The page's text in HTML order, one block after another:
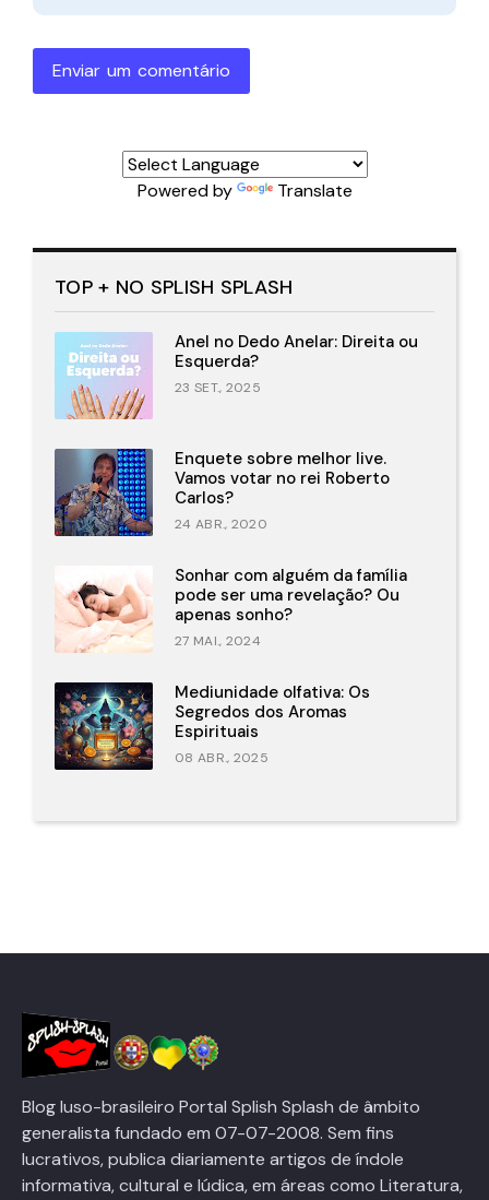
Enviar um comentário
Powered by Translate
TOP + NO SPLISH SPLASH
Anel no Dedo Anelar: Direita ou
Esquerda?
23 SET., 2025
Enquete sobre melhor live.
Vamos votar no rei Roberto
Carlos?
24 ABR., 2020
Sonhar com alguém da família
pode ser uma revelação? Ou
apenas sonho?
27 MAI., 2024
Mediunidade olfativa: Os
Segredos dos Aromas
Espirituais
08 ABR., 2025
Blog luso-brasileiro Portal Splish Splash de âmbito
generalista fundado em 07-07-2008. Sem fins
lucrativos, publica diariamente artigos de índole
informativa, cultural e lúdica, em áreas como Literatura,